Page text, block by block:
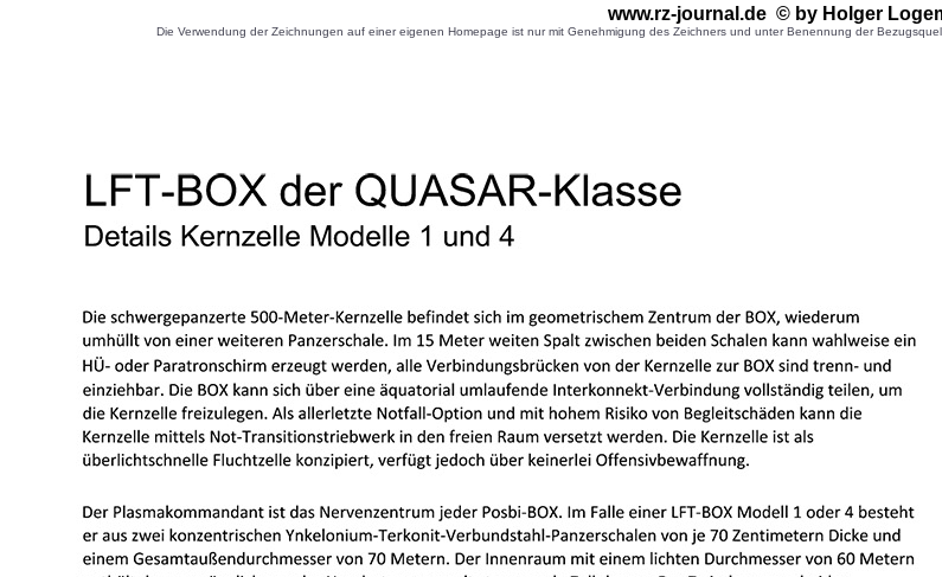
www.rz-journal.de © by Holger
Die Verwendung der Zeichnungen auf einer eigenen Homepage ist nur mit Genehmigung des Zeichners und unter Benennung der